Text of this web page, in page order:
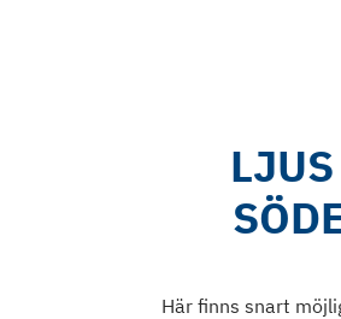
Här finns snart